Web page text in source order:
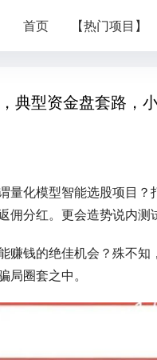
首页 【热门项目】
典型资金盘套路，
量化模型智能选股项目
佣分红。更会造势说内测
赚钱的绝佳机会？殊不
局圈套之中。